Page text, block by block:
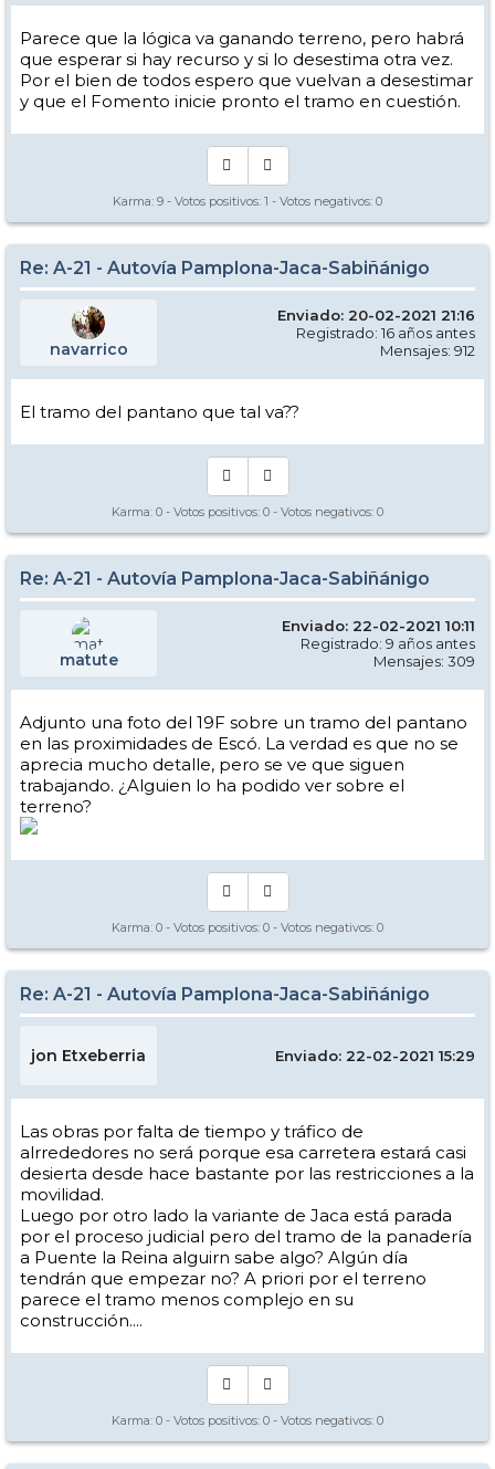
Parece que la lógica va ganando terreno, pero habrá
que esperar si hay recurso y si lo desestima otra vez.
Por el bien de todos espero que vuelvan a desestimar
y que el Fomento inicie pronto el tramo en cuestión.
Karma: 9 - Votos positivos: 1 - Votos negativos: 0
Re: A-21 - Autovía Pamplona-Jaca-Sabiñánigo
navarrico
Enviado: 20-02-2021 21:16
Registrado: 16 años antes
Mensajes: 912
El tramo del pantano que tal va??
Karma: 0 - Votos positivos: 0 - Votos negativos: 0
Re: A-21 - Autovía Pamplona-Jaca-Sabiñánigo
matute
Enviado: 22-02-2021 10:11
Registrado: 9 años antes
Mensajes: 309
Adjunto una foto del 19F sobre un tramo del pantano
en las proximidades de Escó. La verdad es que no se
aprecia mucho detalle, pero se ve que siguen
trabajando. ¿Alguien lo ha podido ver sobre el
terreno?
Karma: 0 - Votos positivos: 0 - Votos negativos: 0
Re: A-21 - Autovía Pamplona-Jaca-Sabiñánigo
jon Etxeberria Enviado: 22-02-2021 15:29
Las obras por falta de tiempo y tráfico de
alrrededores no será porque esa carretera estará casi
desierta desde hace bastante por las restricciones a la
movilidad.
Luego por otro lado la variante de Jaca está parada
por el proceso judicial pero del tramo de la panadería
a Puente la Reina alguirn sabe algo? Algún día
tendrán que empezar no? A priori por el terreno
parece el tramo menos complejo en su
construcción....
Karma: 0 - Votos positivos: 0 - Votos negativos: 0